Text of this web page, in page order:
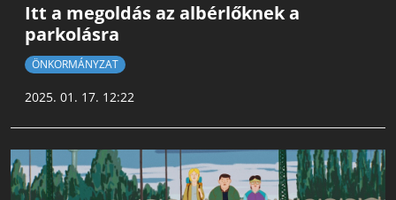
Itt a megoldás az albérlőknek a
parkolásra
ÖNKORMÁNYZAT
2025. 01. 17. 12:22